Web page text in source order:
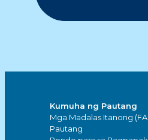
Kumuha ng Pautang
Mga Madalas Itanong
Pautang